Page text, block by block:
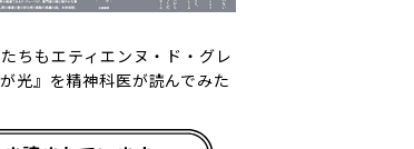
ちも――エティエンヌ・ド・グレ
光』を精神科医が読んでみた